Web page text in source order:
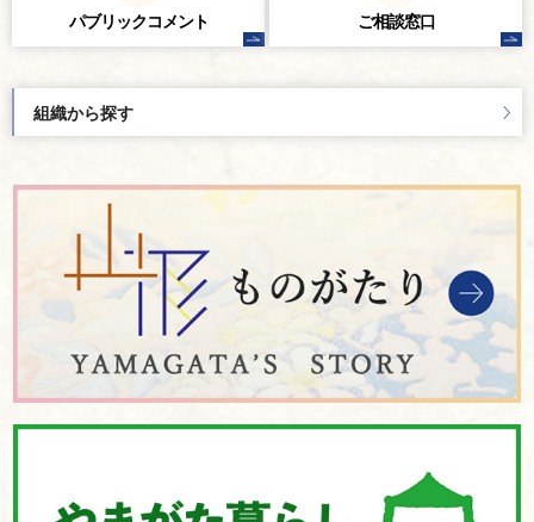
パブリックコメント ご相談窓口
組織から探す